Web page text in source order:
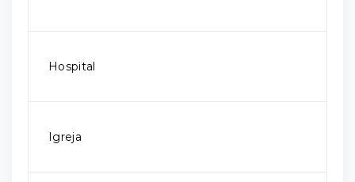
Hospital
Igreja